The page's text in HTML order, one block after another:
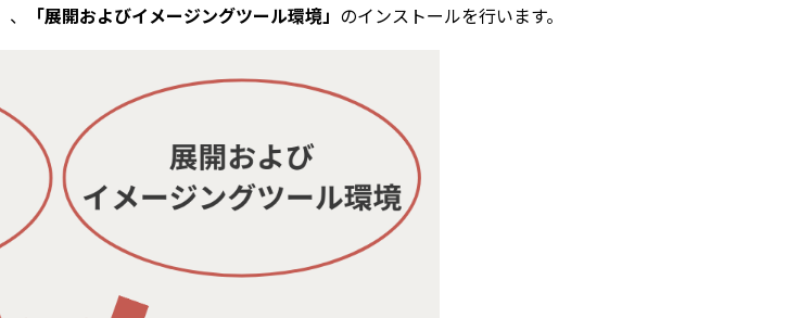
、 「展開およびイメージングツール環境」 のインストールを行います。